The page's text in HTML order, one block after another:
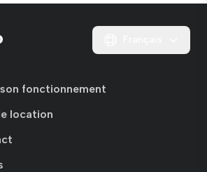
fonctionnement
location